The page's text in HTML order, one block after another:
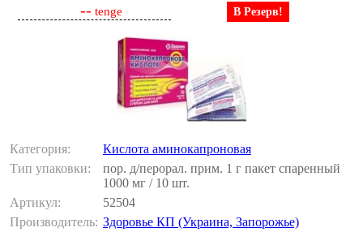
-- tenge В Резерв!
Категория:
Кислота аминокапроновая
Тип упаковки:
пор. д/перорал. прим. 1 г пакет спаренный
1000 мг / 10 шт.
Артикул:
52504
Производитель: Здоровье КП (Украина, Запорожье)